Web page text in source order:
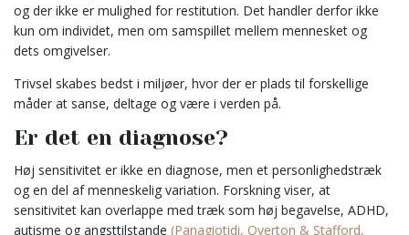
og der ikke er mulighed for restitution. Det handler derfor ikke
kun om individet, men om samspillet mellem mennesket og
dets omgivelser.
Trivsel skabes bedst i miljøer, hvor der er plads til forskellige
måder at sanse, deltage og være i verden på.
Er det en diagnose?
Høj sensitivitet er ikke en diagnose, men et personlighedstræk
og en del af menneskelig variation. Forskning viser, at
sensitivitet kan overlappe med træk som høj begavelse, ADHD,
autisme og angsttilstande (Panagiotidi, Overton & Stafford,